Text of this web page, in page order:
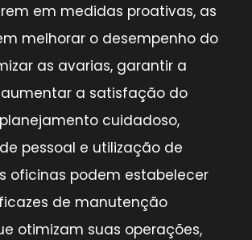
em medidas proativas, as
melhorar o desempenho do
as avarias, garantir a
a satisfação do
cuidadoso,
pessoal e utilização de
oficinas podem estabelecer
de manutenção
otimizam suas operações,